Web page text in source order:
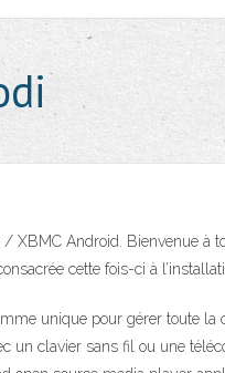
XBMC Android. Bienvenue à
cette fois-ci à
unique pour gérer toute
un clavier sans fil ou une